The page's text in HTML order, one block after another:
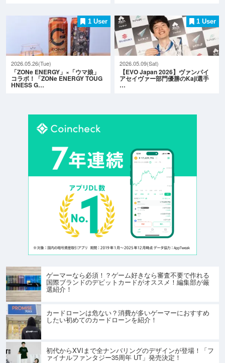
1 User
2026.05.26(Tue)
「ZONe ENERGY」×「ウマ娘」
コラボ！「ZONe ENERGY TOUG
HNESS G…
1 User
2026.05.09(Sat)
【EVO Japan 2026】ヴァンパイ
アセイヴァー部門優勝のKaji選手
…
ゲーマーなら必須！？ゲーム好きなら審査不要で作れる
国際ブランドのデビットカードがオススメ！編集部が厳
選紹介！
カードローンは危ない？消費が多いゲーマーにおすすめ
したい初めてのカードローンを紹介！
初代からXVIまで全ナンバリングのデザインが登場！「フ
ァイナルファンタジー35周年 UT」発売決定！